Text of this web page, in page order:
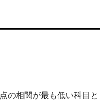
の相関が最も低い科目と